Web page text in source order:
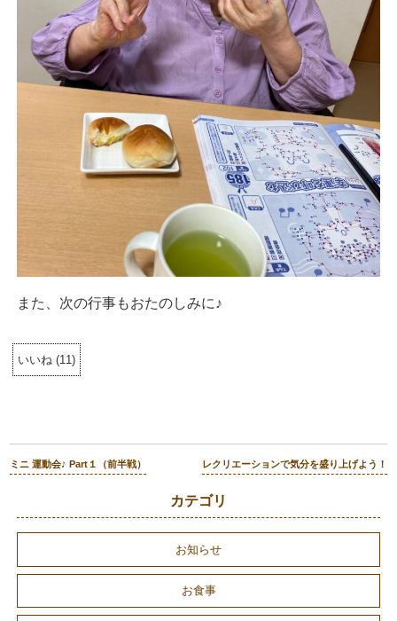
また、次の行事もおたのしみに♪
いいね (11)
ミニ 運動会♪ Part１（前半戦） レクリエーションで気分を盛り上げよう！
カテゴリ
お知らせ
お食事